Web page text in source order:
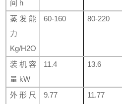
间 h
蒸发能
力
Kg/H2O
60-160 80-220
装机容
量 kW
11.4 13.6
外形尺
9.77
11.77